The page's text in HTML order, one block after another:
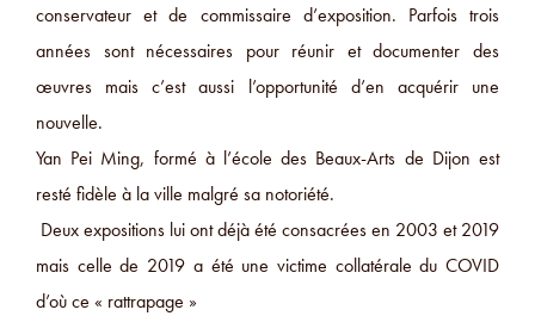
conservateur et de commissaire d’exposition. Parfois trois
années sont nécessaires pour réunir et documenter des
œuvres mais c’est aussi l’opportunité d’en acquérir une
nouvelle.
Yan Pei Ming, formé à l’école des Beaux-Arts de Dijon est
resté fidèle à la ville malgré sa notoriété.
Deux expositions lui ont déjà été consacrées en 2003 et 2019
mais celle de 2019 a été une victime collatérale du COVID
d’où ce « rattrapage »